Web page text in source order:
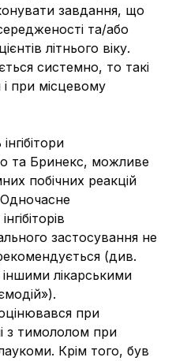
завдання, що
та/або
літнього віку.
системно, то такі
при місцевому
та Бринекс, можливе
побічних реакцій
Одночасне
застосування не
(див.
лікарськими
при
з тимололом при
Крім того, був